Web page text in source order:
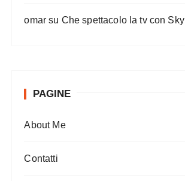
omar su Che spettacolo la tv con Sky
PAGINE
About Me
Contatti